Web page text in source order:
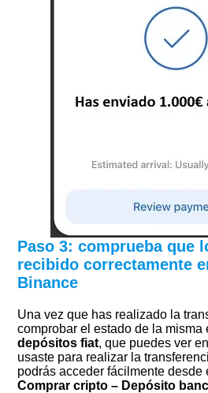
Paso 3: comprueba que
recibido correctamente
Binance
Una vez que has realizado la
comprobar el estado de la misma
depósitos fiat, que puedes ver
usaste para realizar la
podrás acceder fácilmente desde
Comprar cripto – Depósito